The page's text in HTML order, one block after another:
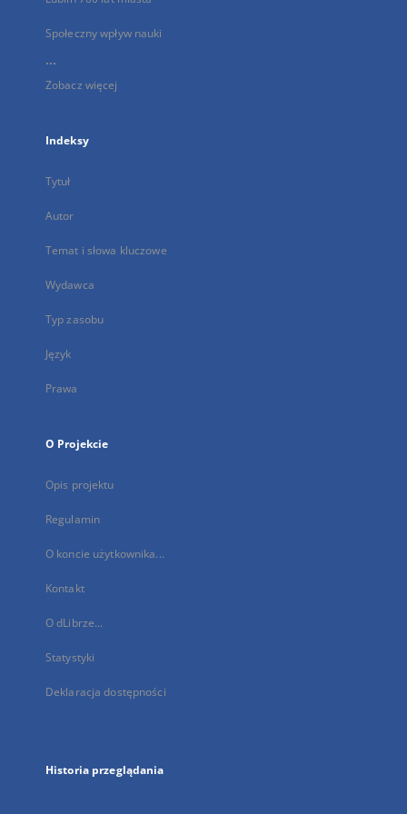
Społeczny wpływ nauki
...
Zobacz więcej
Indeksy
Tytuł
Autor
Temat i słowa kluczowe
Wydawca
Typ zasobu
Język
Prawa
O Projekcie
Opis projektu
Regulamin
O koncie użytkownika...
Kontakt
O dLibrze...
Statystyki
Deklaracja dostępności
Historia przeglądania